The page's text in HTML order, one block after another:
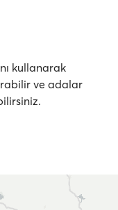
kullanarak
ve adalar